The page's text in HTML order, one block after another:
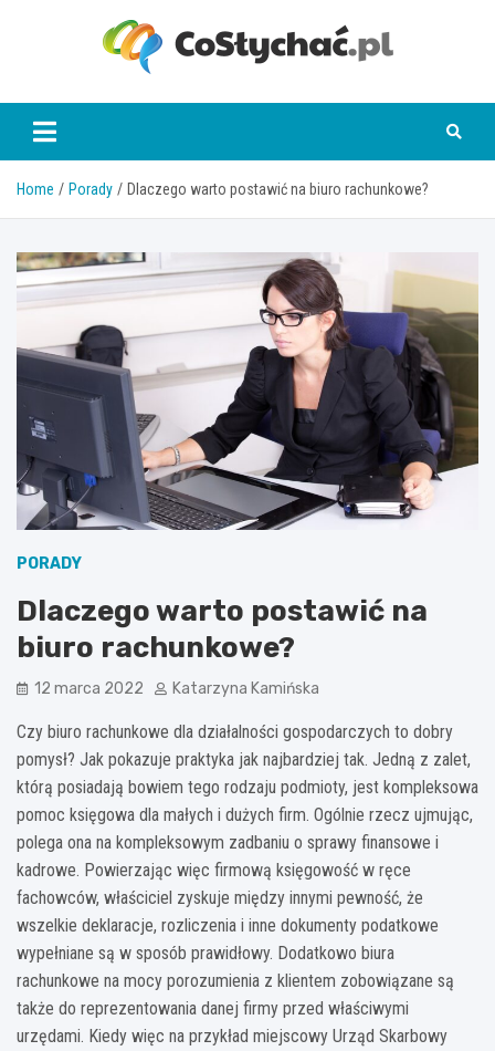
coslychac.pl
Home Porady Dlaczego warto postawić na biuro rachunkowe?
PORADY
Dlaczego warto postawić na
biuro rachunkowe?
12 marca 2022 Katarzyna Kamińska
Czy biuro rachunkowe dla działalności gospodarczych to dobry
pomysł? Jak pokazuje praktyka jak najbardziej tak. Jedną z zalet,
którą posiadają bowiem tego rodzaju podmioty, jest kompleksowa
pomoc księgowa dla małych i dużych firm. Ogólnie rzecz ujmując,
polega ona na kompleksowym zadbaniu o sprawy finansowe i
kadrowe. Powierzając więc firmową księgowość w ręce
fachowców, właściciel zyskuje między innymi pewność, że
wszelkie deklaracje, rozliczenia i inne dokumenty podatkowe
wypełniane są w sposób prawidłowy. Dodatkowo biura
rachunkowe na mocy porozumienia z klientem zobowiązane są
także do reprezentowania danej firmy przed właściwymi
urzędami. Kiedy więc na przykład miejscowy Urząd Skarbowy